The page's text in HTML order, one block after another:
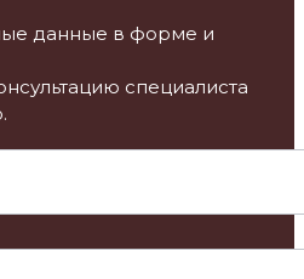
данные в форме и
специалиста